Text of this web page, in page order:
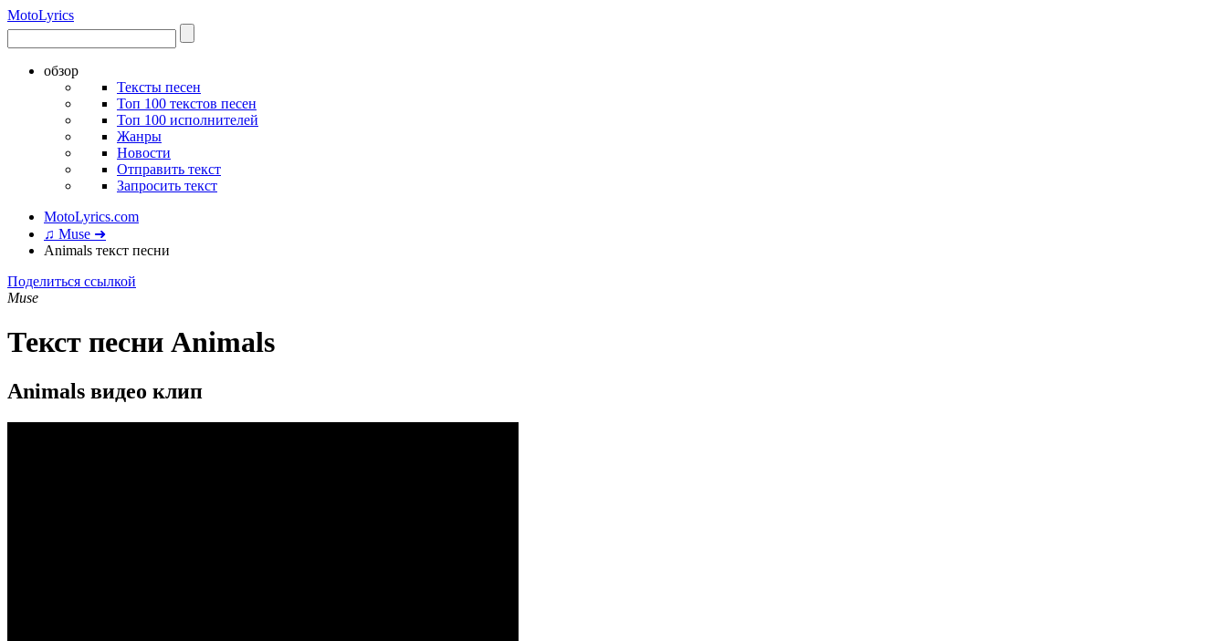
MotoLyrics
обзор
Тексты песен
Топ 100 текстов песен
Топ 100 исполнителей
Жанры
Новости
Отправить текст
Запросить текст
MotoLyrics.com
♫ Muse ➜
Animals текст песни
Поделиться ссылкой
Muse
Текст песни Animals
Animals видео клип